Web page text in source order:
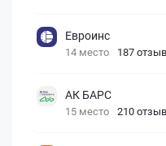
Евроинс
14 место 187
АК БАРС
15 место 210